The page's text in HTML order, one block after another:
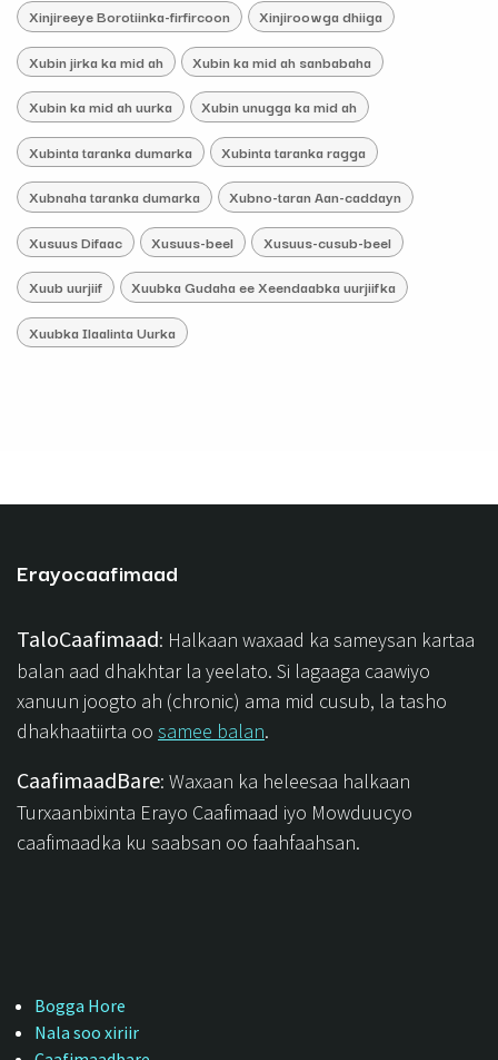
Xinjireeye Borotiinka-firfircoon Xinjiroowga dhiiga
Xubin jirka ka mid ah Xubin ka mid ah sanbabaha
Xubin ka mid ah uurka Xubin unugga ka mid ah
Xubinta taranka dumarka Xubinta taranka ragga
Xubnaha taranka dumarka Xubno-taran Aan-caddayn
Xusuus Difaac Xusuus-beel Xusuus-cusub-beel
Xuub uurjiif Xuubka Gudaha ee Xeendaabka uurjiifka
Xuubka Ilaalinta Uurka
Erayocaafimaad
TaloCaafimaad: Halkaan waxaad ka sameysan kartaa
balan aad dhakhtar la yeelato. Si lagaaga caawiyo
xanuun joogto ah (chronic) ama mid cusub, la tasho
dhakhaatiirta oo samee balan.
CaafimaadBare: Waxaan ka heleesaa halkaan
Turxaanbixinta Erayo Caafimaad iyo Mowduucyo
caafimaadka ku saabsan oo faahfaahsan.
Bogga Hore
Nala soo xiriir